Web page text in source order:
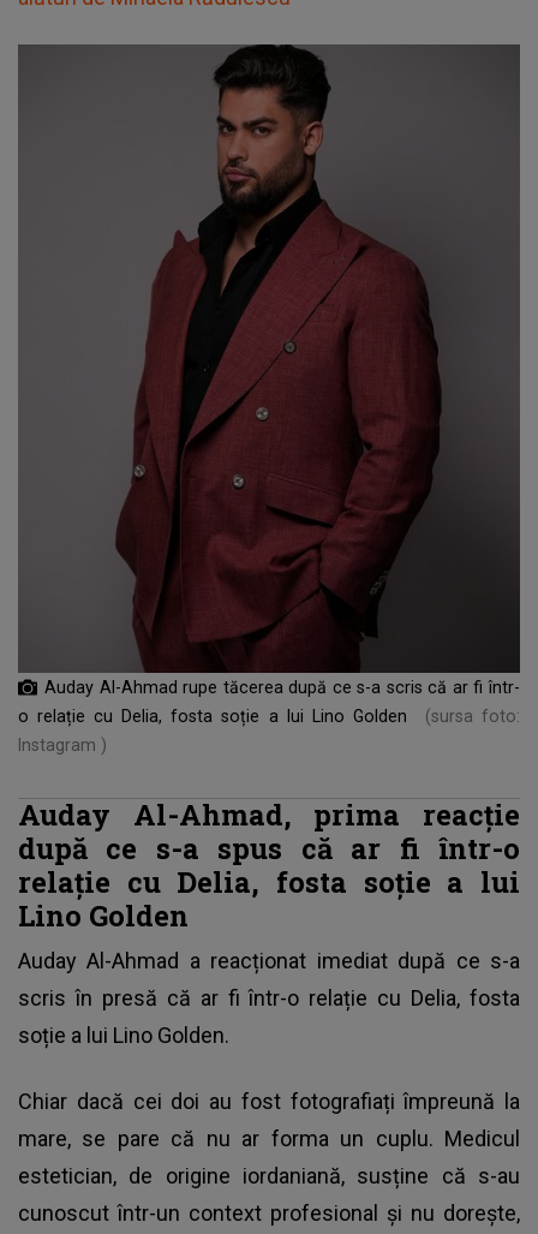
Auday Al-Ahmad rupe tăcerea după ce s-a scris că ar fi într-
o relație cu Delia, fosta soție a lui Lino Golden
(sursa foto:
Instagram )
Auday Al-Ahmad, prima reacție
după ce s-a spus că ar fi într-o
relație cu Delia, fosta soție a lui
Lino Golden
Auday Al-Ahmad a reacționat imediat după ce s-a
scris în presă că ar fi într-o relație cu Delia, fosta
soție a lui Lino Golden.
Chiar dacă cei doi au fost fotografiați împreună la
mare, se pare că nu ar forma un cuplu. Medicul
estetician, de origine iordaniană, susține că s-au
cunoscut într-un context profesional și nu dorește,